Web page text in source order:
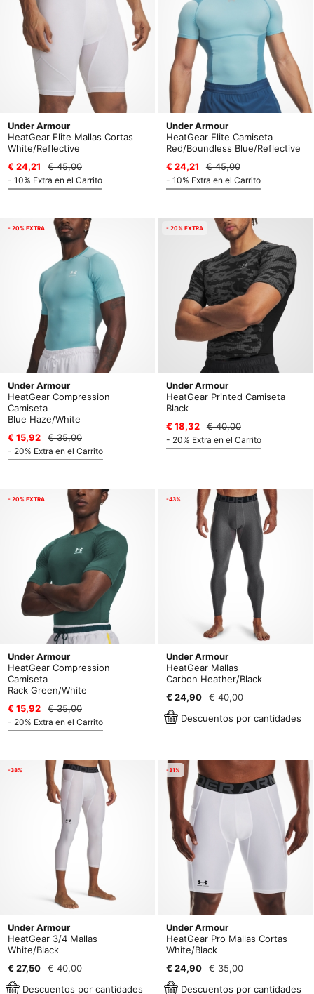
Under Armour
HeatGear Elite Mallas Cortas
White/Reflective
€ 24,21
€ 45,00
- 10% Extra en el Carrito
Under Armour
HeatGear Elite Camiseta
Red/Boundless Blue/Reflective
€ 24,21
€ 45,00
- 10% Extra en el Carrito
- 20% EXTRA
Under Armour
HeatGear Compression
Camiseta
Blue Haze/White
€ 15,92
€ 35,00
- 20% Extra en el Carrito
- 20% EXTRA
Under Armour
HeatGear Printed Camiseta
Black
€ 18,32
€ 40,00
- 20% Extra en el Carrito
- 20% EXTRA
Under Armour
HeatGear Compression
Camiseta
Rack Green/White
€ 15,92
€ 35,00
- 20% Extra en el Carrito
-43%
Under Armour
HeatGear Mallas
Carbon Heather/Black
€ 24,90
€ 40,00
Descuentos por cantidades
-38%
Under Armour
HeatGear 3/4 Mallas
White/Black
€ 27,50
€ 40,00
Descuentos por cantidades
-31%
Under Armour
HeatGear Pro Mallas Cortas
White/Black
€ 24,90
€ 35,00
Descuentos por cantidades